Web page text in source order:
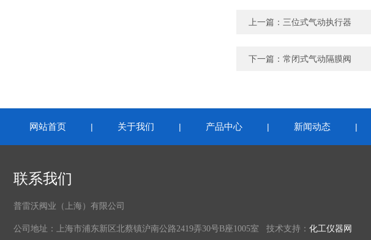
上一篇： 三位式气动执行器
下一篇： 常闭式气动隔膜阀
网站首页 | 关于我们 | 产品中心 | 新闻动态 |
联系我们
普雷沃阀业（上海）有限公司
公司地址：上海市浦东新区北蔡镇沪南公路2419弄30号B座1005室 技术支持： 化工仪器网